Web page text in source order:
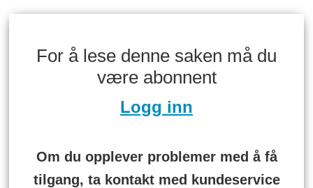
For å lese denne saken må du
være abonnent
Logg inn
Om du opplever problemer med å få
tilgang, ta kontakt med kundeservice